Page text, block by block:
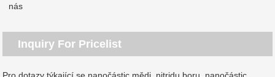
nás
Inquiry For Pricelist
Pro dotazy týkající se nanočástic mědi, nitridu boru, nanočástic